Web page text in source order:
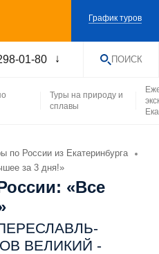
График туров
01-80 ПОИСК
НАЙТИ
Туры на природу и
сплавы
по России из Екатеринбурга
за 3 дня!»
«Все
ВЕЛИКИЙ -